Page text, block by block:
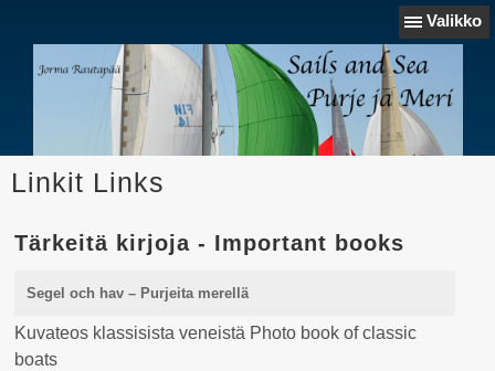
Valikko
Linkit Links
Tärkeitä kirjoja - Important books
Segel och hav – Purjeita merellä
Kuvateos klassisista veneistä Photo book of classic
boats